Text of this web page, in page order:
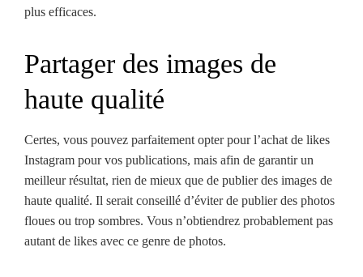
plus efficaces.
Partager des images de
haute qualité
Certes, vous pouvez parfaitement opter pour l’achat de likes
Instagram pour vos publications, mais afin de garantir un
meilleur résultat, rien de mieux que de publier des images de
haute qualité. Il serait conseillé d’éviter de publier des photos
floues ou trop sombres. Vous n’obtiendrez probablement pas
autant de likes avec ce genre de photos.